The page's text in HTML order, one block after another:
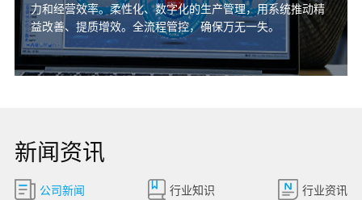
力和经营效率。柔性化、数字化的生产管理，用系统推动精
益改善、提质增效。全流程管控，确保万无一失。
新闻资讯
公司新闻 行业知识 行业资讯